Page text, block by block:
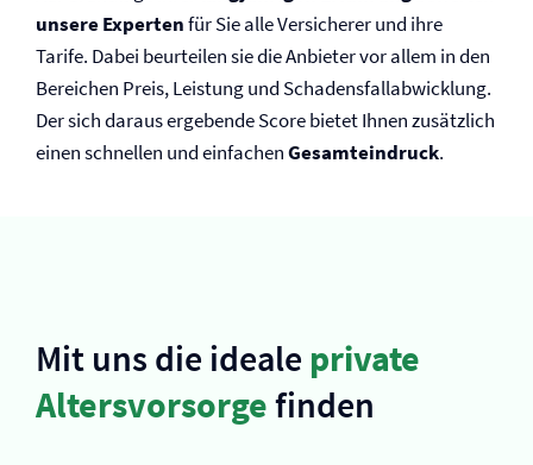
unsere Expertenfür Sie alle Versicherer und ihre
Tarife. Dabei beurteilen sie die Anbieter vor allem in den
Bereichen Preis, Leistung und Schadensfallabwicklung.
Der sich daraus ergebende Score bietet Ihnen zusätzlich
einen schnellen und einfachenGesamteindruck.
Mit uns die ideale private
Altersvorsorgefinden